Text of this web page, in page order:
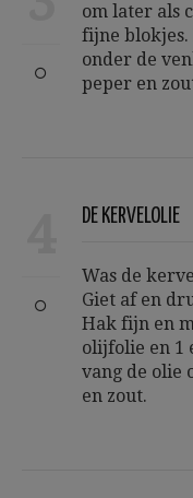
om later als
fijne blokjes.
onder de
peper en
DE KERVELOLIE
Was de
Giet af en
Hak fijn en
olijfolie en 1
vang de olie
en zout.